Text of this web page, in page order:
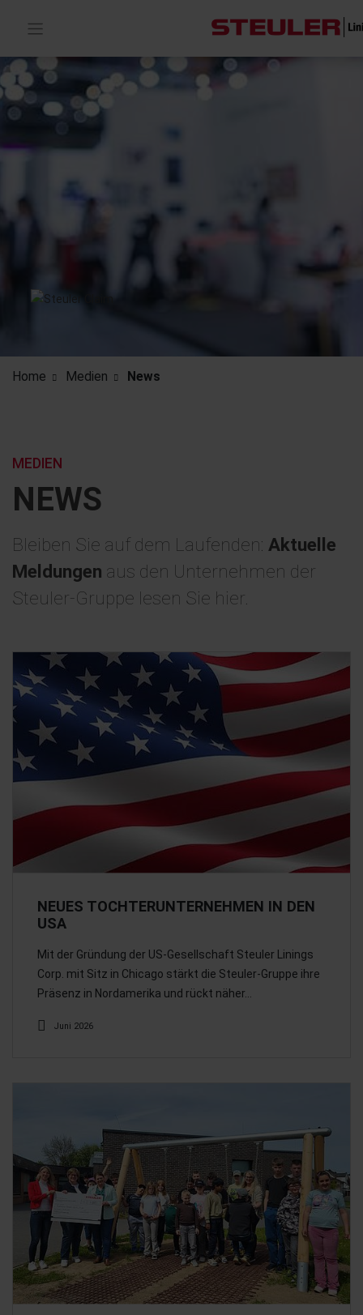
Home Medien News
NEWS
MEDIEN
Bleiben Sie auf dem Laufenden: Aktuelle
Meldungen aus den Unternehmen der
Steuler-Gruppe lesen Sie hier.
NEUES TOCHTERUNTERNEHMEN IN DEN
USA
Mit der Gründung der US-Gesellschaft Steuler Linings
Corp. mit Sitz in Chicago stärkt die Steuler-Gruppe ihre
Präsenz in Nordamerika und rückt näher…
Juni 2026